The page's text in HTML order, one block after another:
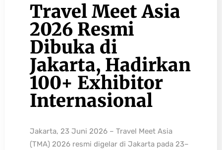
Travel Meet Asia
2026 Resmi
Dibuka di
Jakarta, Hadirkan
100+ Exhibitor
Internasional
Jakarta, 23 Juni 2026 – Travel Meet Asia
(TMA) 2026 resmi digelar di Jakarta pada 23–